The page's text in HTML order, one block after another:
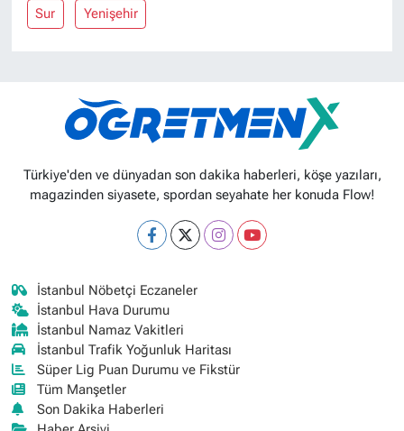
Sur Yenişehir
Türkiye'den ve dünyadan son dakika haberleri, köşe yazıları,
magazinden siyasete, spordan seyahate her konuda Flow!
İstanbul Nöbetçi Eczaneler
İstanbul Hava Durumu
İstanbul Namaz Vakitleri
İstanbul Trafik Yoğunluk Haritası
Süper Lig Puan Durumu ve Fikstür
Tüm Manşetler
Son Dakika Haberleri